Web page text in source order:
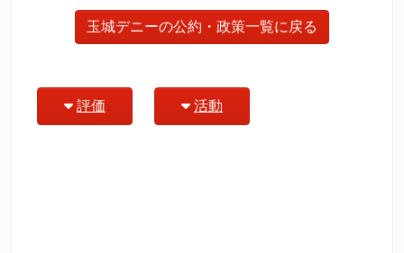
玉城デニーの公約・政策一覧に戻る
評価 活動